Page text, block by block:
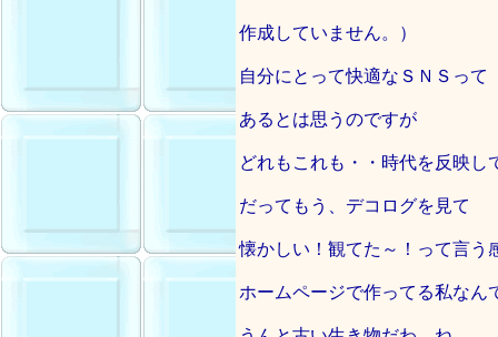
作成していません。）
自分にとって快適なＳＮＳって
あるとは思うのですが
どれもこれも・・時代を反映し
だってもう、デコログを見て
懐かしい！観てた～！って言う
ホームページで作ってる私なん